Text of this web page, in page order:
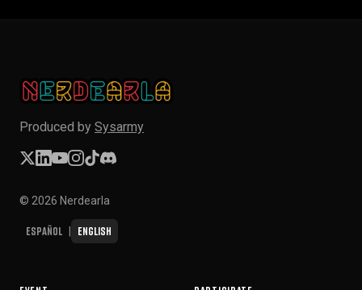
Produced by Sysarmy
© 2026 Nerdearla
Español English